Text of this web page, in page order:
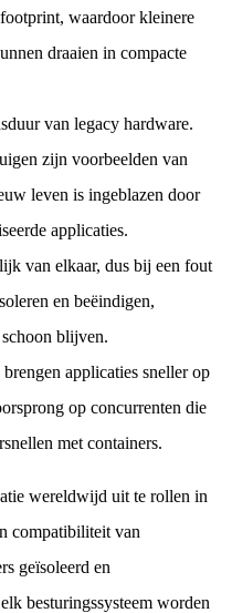
waardoor kleinere
draaien in compacte
van legacy hardware.
zijn voorbeelden van
leven is ingeblazen door
applicaties.
van elkaar, dus bij een fout
en beëindigen,
blijven.
applicaties sneller op
op concurrenten die
met containers.
wereldwijd uit te rollen in
compatibiliteit van
geïsoleerd en
besturingssysteem worden